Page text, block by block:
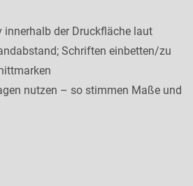
innerhalb der Druckfläche laut
Schriften einbetten/zu
nutzen – so stimmen Maße und